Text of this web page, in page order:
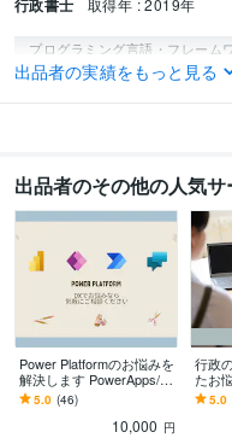
行政書士 取得年 : 2019年
プログラミング言語・フレーム
CSS:8年HTML:8年PHP:5年
CLIP STUDIO PAINT:5年
PowerApps:5年
得意分野
IT相談・システム開発 PPF仕
Excel Access WEBサイト
出品者の実績をもっと見る
出品者のその他の人気サ
Power Platformのお悩みを
解決します PowerApps/Au
tomateでお困りの方へ
5.0 (46)
10,000 円
行政
たお
～「
避。
にす
5.0